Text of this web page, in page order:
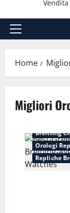
Menu
Home
Migliori
Breitling
Orologi
Repliche